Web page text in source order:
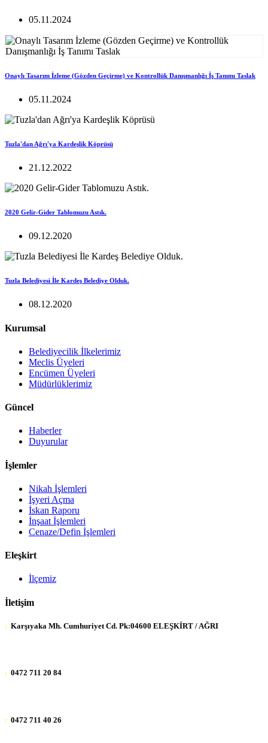
05.11.2024
Onaylı Tasarım İzleme (Gözden Geçirme) ve Kontrollük Danışmanlığı İş Tanımı Taslak
05.11.2024
Tuzla'dan Ağrı'ya Kardeşlik Köprüsü
21.12.2022
2020 Gelir-Gider Tablomuzu Astık.
09.12.2020
Tuzla Belediyesi İle Kardeş Belediye Olduk.
08.12.2020
Kurumsal
Belediyecilik İlkelerimiz
Meclis Üyeleri
Encümen Üyeleri
Müdürlüklerimiz
Güncel
Haberler
Duyurular
İşlemler
Nikah İşlemleri
İşyeri Açma
İskan Raporu
İnşaat İşlemleri
Cenaze/Defin İşlemleri
Eleşkirt
İlçemiz
İletişim
: Karşıyaka Mh. Cumhuriyet Cd. Pk:04600 ELEŞKİRT / AĞRI
: 0472 711 20 84
: 0472 711 40 26